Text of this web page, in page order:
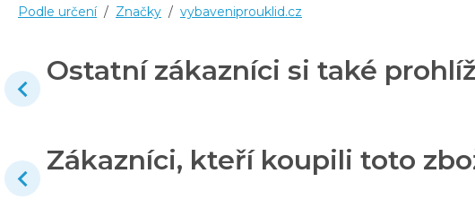
Podle určení / Značky / vybaveniprouklid.cz
Ostatní zákazníci si také
Zákazníci, kteří koupili toto